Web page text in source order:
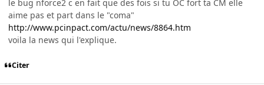
le bug nforce2 c en fait que des fois si tu OC fort ta CM elle
aime pas et part dans le "coma"
http://www.pcinpact.com/actu/news/8864.htm
voila la news qui l'explique.
Citer